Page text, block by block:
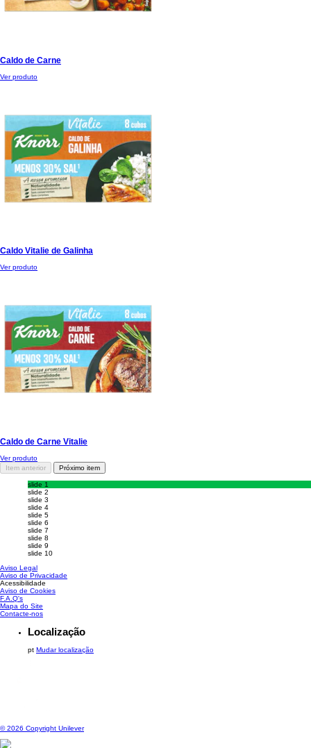
Caldo de Carne
Ver produto
Caldo Vitalie de Galinha
Ver produto
Caldo de Carne Vitalie
Ver produto
Item anterior
Próximo item
slide 1
slide 2
slide 3
slide 4
slide 5
slide 6
slide 7
slide 8
slide 9
slide 10
Aviso Legal
Aviso de Privacidade
Acessibilidade
Aviso de Cookies
Gerir Preferências
Mapa do Site